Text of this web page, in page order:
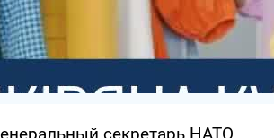
секретарь НАТО